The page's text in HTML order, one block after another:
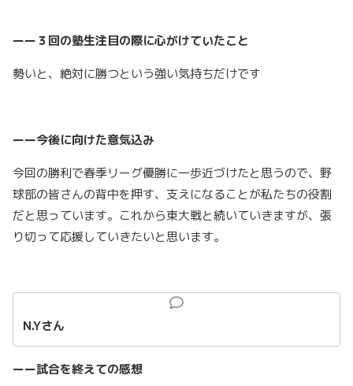
ーー３回の塾生注目の際に心がけていたこと
勢いと、絶対に勝つという強い気持ちだけです
ーー今後に向けた意気込み
今回の勝利で春季リーグ優勝に一歩近づけたと思うので、野
球部の皆さんの背中を押す、支えになることが私たちの役割
だと思っています。これから東大戦と続いていきますが、張
り切って応援していきたいと思います。
N.Yさん
ーー試合を終えての感想